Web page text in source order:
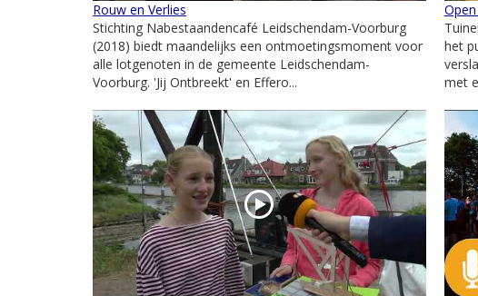
Rouw en Verlies
Stichting Nabestaandencafé Leidschendam-Voorburg
(2018) biedt maandelijks een ontmoetingsmoment voor
alle lotgenoten in de gemeente Leidschendam-
Voorburg. 'Jij Ontbreekt' en Effero...
het
met